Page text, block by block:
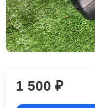
1 500 ₽